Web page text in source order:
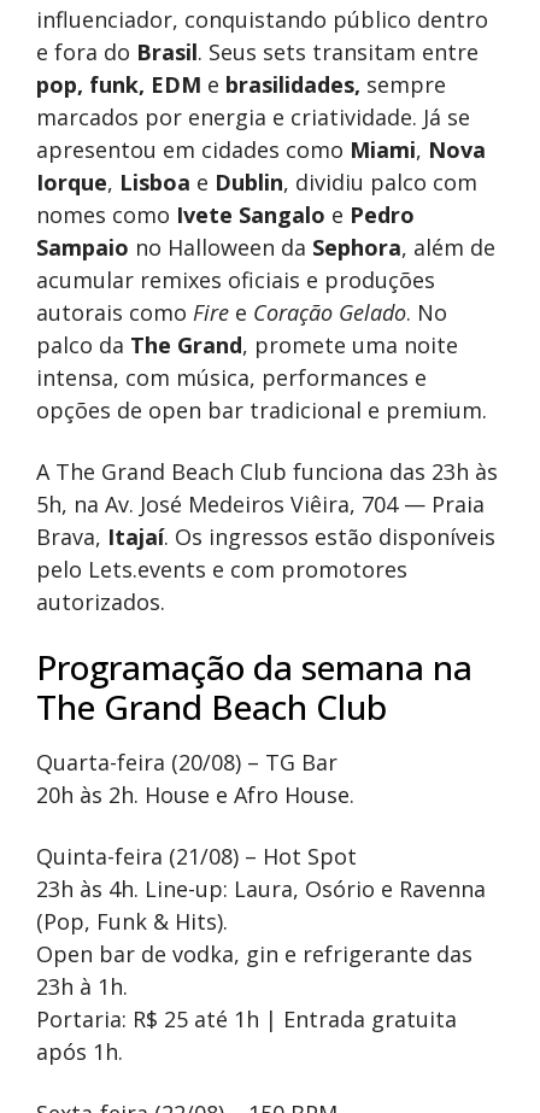
influenciador, conquistando público dentro
e fora do Brasil. Seus sets transitam entre
pop, funk, EDM e brasilidades, sempre
marcados por energia e criatividade. Já se
apresentou em cidades como Miami, Nova
Iorque, Lisboa e Dublin, dividiu palco com
nomes como Ivete Sangalo e Pedro
Sampaio no Halloween da Sephora, além de
acumular remixes oficiais e produções
autorais como Fire e Coração Gelado. No
palco da The Grand, promete uma noite
intensa, com música, performances e
opções de open bar tradicional e premium.
A The Grand Beach Club funciona das 23h às
5h, na Av. José Medeiros Viêira, 704 — Praia
Brava, Itajaí. Os ingressos estão disponíveis
pelo Lets.events e com promotores
autorizados.
Programação da semana na
The Grand Beach Club
Quarta-feira (20/08) – TG Bar
20h às 2h. House e Afro House.
Quinta-feira (21/08) – Hot Spot
23h às 4h. Line-up: Laura, Osório e Ravenna
(Pop, Funk & Hits).
Open bar de vodka, gin e refrigerante das
23h à 1h.
Portaria: R$ 25 até 1h | Entrada gratuita
após 1h.